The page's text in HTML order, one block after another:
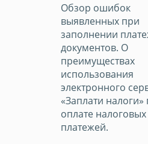
Обзор ошибок
выявленных при
заполнении
документов. О
преимуществах
использования
электронного
«Заплати налоги»
оплате налоговых
платежей.